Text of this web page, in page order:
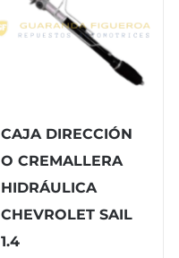
CAJA DIRECCIÓN
O CREMALLERA
HIDRÁULICA
CHEVROLET SAIL
1.4